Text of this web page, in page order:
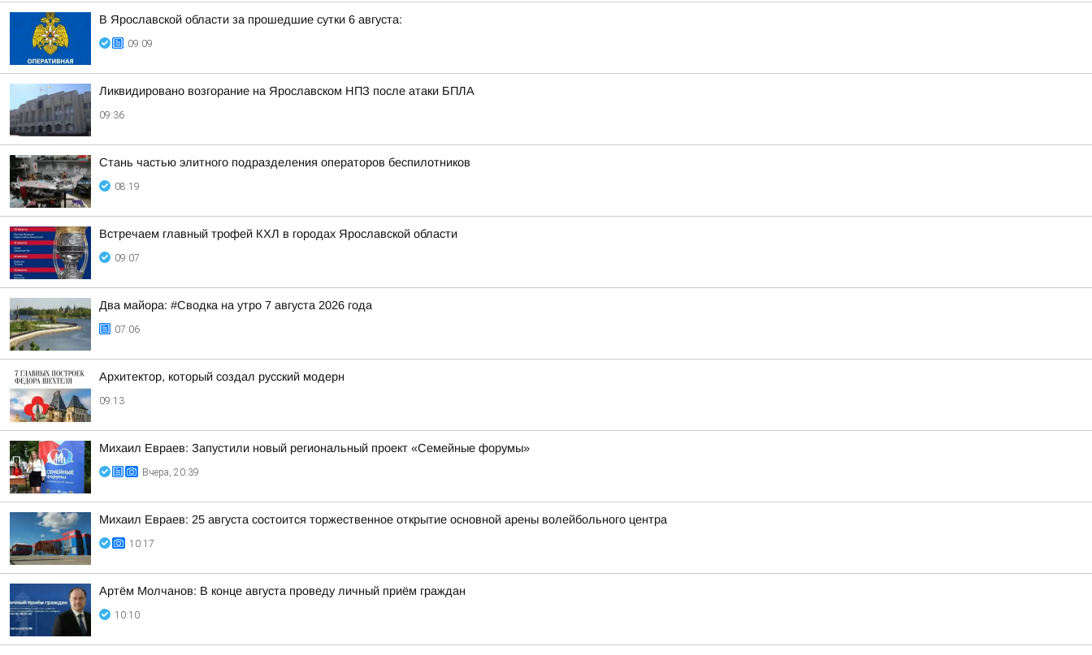
В Ярославской области за прошедшие сутки 6 августа:
09:09
Ликвидировано возгорание на Ярославском НПЗ после атаки БПЛА
09:36
Стань частью элитного подразделения операторов беспилотников
08:19
Встречаем главный трофей КХЛ в городах Ярославской области
09:07
Два майора: #Сводка на утро 7 августа 2026 года
07:06
Архитектор, который создал русский модерн
09:13
Михаил Евраев: Запустили новый региональный проект «Семейные форумы»
Вчера, 20:39
Михаил Евраев: 25 августа состоится торжественное открытие основной арены волейбольного центра
10:17
Артём Молчанов: В конце августа проведу личный приём граждан
10:10